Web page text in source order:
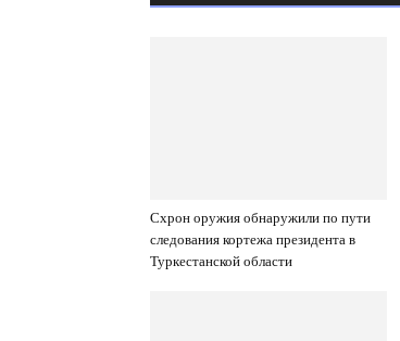
Схрон оружия обнаружили по пути
следования кортежа президента в
Туркестанской области